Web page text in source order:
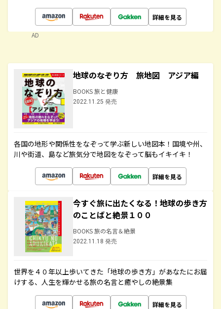
詳細を見る
AD
地球のなぞり方 旅地図 アジア編
BOOKS 旅と健康
2022.11.25 発売
各国の地形や関係性をなぞって学ぶ新しい地図本！国境や州、
川や街道、島など旅気分で地図をなぞって脳もイキイキ！
詳細を見る
今すぐ旅に出たくなる！地球の歩き方
のことばと絶景１００
BOOKS 旅の名言＆絶景
2022.11.18 発売
世界を４０年以上歩いてきた「地球の歩き方」があなたにお届
けする、人生を輝かせる旅の名言と癒やしの絶景集
詳細を見る